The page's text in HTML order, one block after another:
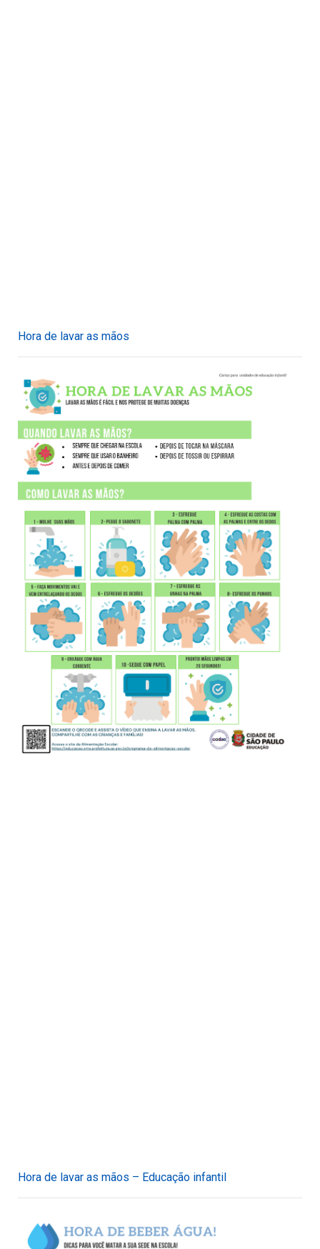
Hora de lavar as mãos
Hora de lavar as mãos – Educação infantil